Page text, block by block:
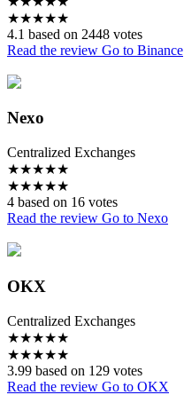
★★★★★
4.1 based on 2448 votes
Read the review Go to Binance
Nexo
Centralized Exchanges
★★★★★
★★★★★
4 based on 16 votes
Read the review Go to Nexo
OKX
Centralized Exchanges
★★★★★
★★★★★
3.99 based on 129 votes
Read the review Go to OKX